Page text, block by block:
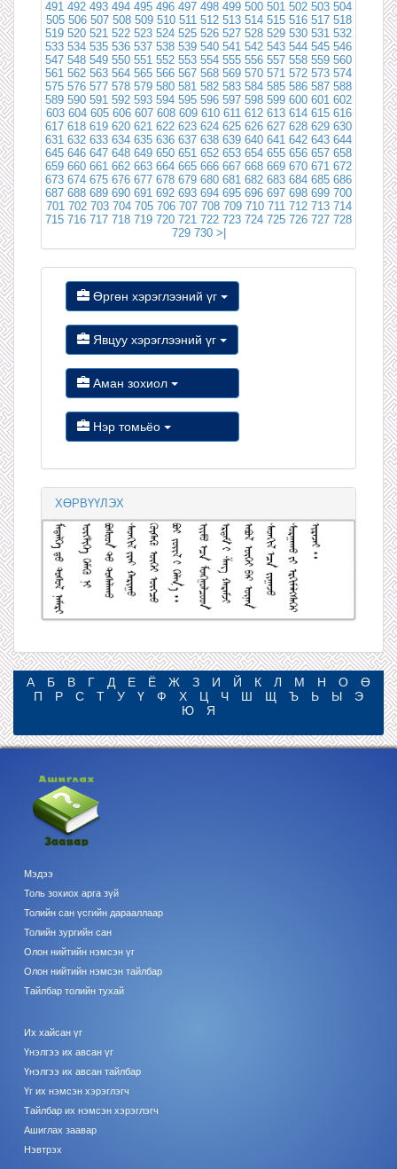
491 492 493 494 495 496 497 498 499 500 501 502 503 504
505 506 507 508 509 510 511 512 513 514 515 516 517 518
519 520 521 522 523 524 525 526 527 528 529 530 531 532
533 534 535 536 537 538 539 540 541 542 543 544 545 546
547 548 549 550 551 552 553 554 555 556 557 558 559 560
561 562 563 564 565 566 567 568 569 570 571 572 573 574
575 576 577 578 579 580 581 582 583 584 585 586 587 588
589 590 591 592 593 594 595 596 597 598 599 600 601 602
603 604 605 606 607 608 609 610 611 612 613 614 615 616
617 618 619 620 621 622 623 624 625 626 627 628 629 630
631 632 633 634 635 636 637 638 639 640 641 642 643 644
645 646 647 648 649 650 651 652 653 654 655 656 657 658
659 660 661 662 663 664 665 666 667 668 669 670 671 672
673 674 675 676 677 678 679 680 681 682 683 684 685 686
687 688 689 690 691 692 693 694 695 696 697 698 699 700
701 702 703 704 705 706 707 708 709 710 711 712 713 714
715 716 717 718 719 720 721 722 723 724 725 726 727 728
729 730 >|
Өргөн хэрэглээний үг
Явцуу хэрэглээний үг
Аман зохиол
Нэр томьёо
ХӨРВҮҮЛЭХ
А Б В Г Д Е Ё Ж З И Й К Л М Н О
Ө
П
Р С Т У Ү Ф Х Ц Ч Ш Щ Ъ Ь Ы
Э
Ю
Я
Мэдээ
Толь зохиох арга зүй
Толийн сан үсгийн дарааллаар
Толийн зургийн сан
Олон нийтийн нэмсэн үг
Олон нийтийн нэмсэн тайлбар
Тайлбар толийн тухай
Их хайсан үг
Үнэлгээ их авсан үг
Үнэлгээ их авсан тайлбар
Үг их нэмсэн хэрэглэгч
Тайлбар их нэмсэн хэрэглэгч
Ашиглах заавар
Нэвтрэх